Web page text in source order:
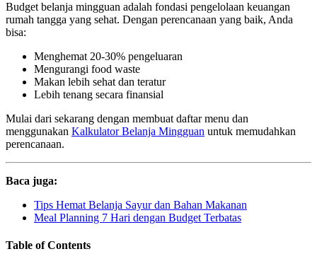
Budget belanja mingguan adalah fondasi pengelolaan keuangan
rumah tangga yang sehat. Dengan perencanaan yang baik, Anda
bisa:
Menghemat 20-30% pengeluaran
Mengurangi food waste
Makan lebih sehat dan teratur
Lebih tenang secara finansial
Mulai dari sekarang dengan membuat daftar menu dan
menggunakan Kalkulator Belanja Mingguan untuk memudahkan
perencanaan.
Baca juga:
Tips Hemat Belanja Sayur dan Bahan Makanan
Meal Planning 7 Hari dengan Budget Terbatas
Table of Contents